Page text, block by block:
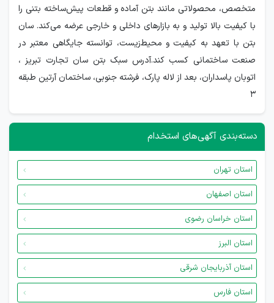
متخصص، محصولاتی مانند بتن آماده و قطعات پیش‌ساخته بتنی را
با کیفیت بالا تولید و به بازارهای داخلی و خارجی عرضه می‌کند. سان
بتن با تعهد به کیفیت و محیط‌زیست، توانسته جایگاهی معتبر در
صنعت ساختمانی کسب کند.آدرس سبک بتن سان تجارت تبریز ،
اتوبان پاسداران، بعد از لاله پارک، فرشته جنوبی، ساختمان آرتین طبقه
3
دسته‌بندی آگهی‌های استخدام
استان تهران
استان اصفهان
استان خراسان رضوی
استان البرز
استان آذربایجان شرقی
استان فارس